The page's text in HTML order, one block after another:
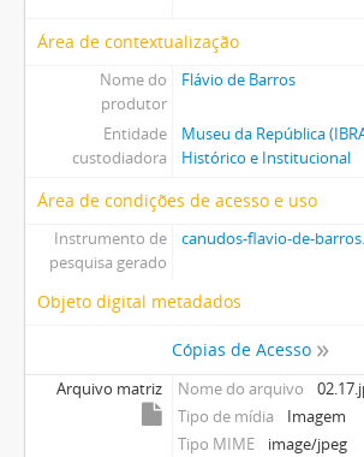
Área de contextualização
Nome do
produtor
Flávio de Barros
Entidade
custodiadora
Museu da República
Histórico e Institucional
Área de condições de acesso e uso
Instrumento de
pesquisa gerado
canudos-flavio-de-
Objeto digital metadados
Cópias de Acesso
Arquivo matriz Nome do arquivo
Tipo de mídia
Imagem
Tipo MIME
image/jpeg